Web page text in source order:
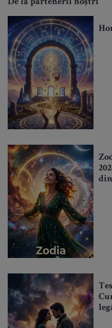
De la partenerii noștri